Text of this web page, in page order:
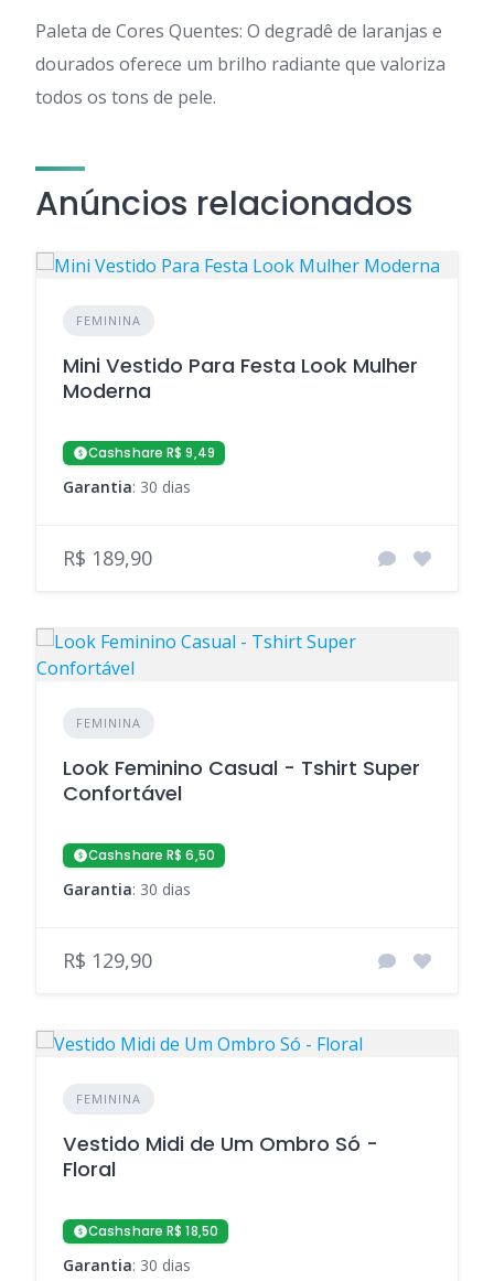
Paleta de Cores Quentes: O degradê de laranjas e
dourados oferece um brilho radiante que valoriza
todos os tons de pele.
Anúncios relacionados
FEMININA
Mini Vestido Para Festa Look Mulher
Moderna
Cashshare R$ 9,49
Garantia: 30 dias
R$ 189,90
FEMININA
Look Feminino Casual - Tshirt Super
Confortável
Cashshare R$ 6,50
Garantia: 30 dias
R$ 129,90
FEMININA
Vestido Midi de Um Ombro Só -
Floral
Cashshare R$ 18,50
Garantia: 30 dias